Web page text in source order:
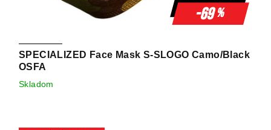
-69%
SPECIALIZED Face Mask S-SLOGO Camo/Black
OSFA
Skladom